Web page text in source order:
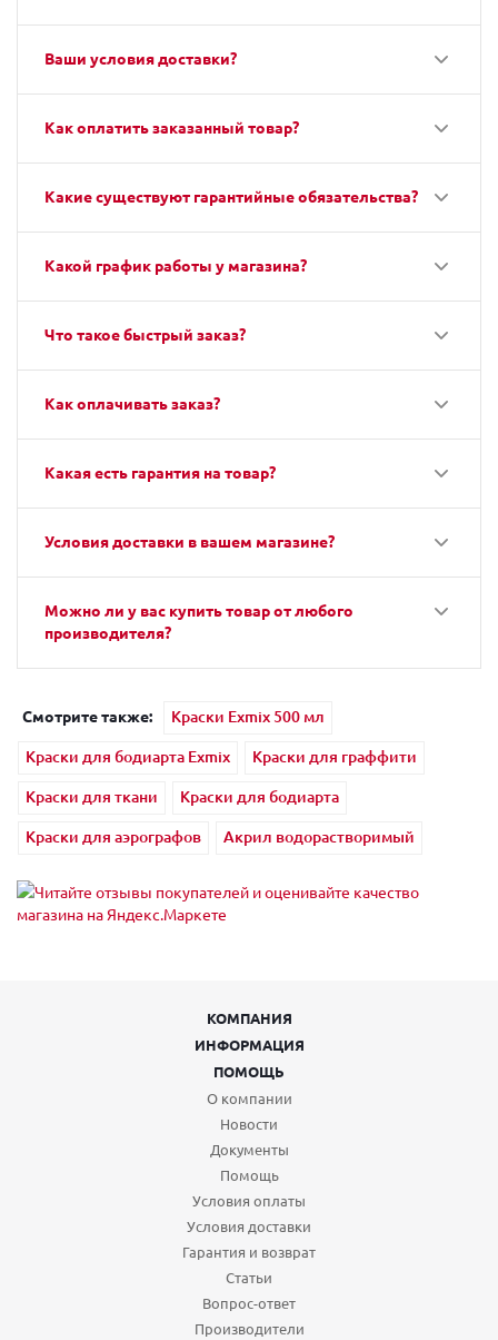
Ваши условия доставки?
Как оплатить заказанный товар?
Какие существуют гарантийные обязательства?
Какой график работы у магазина?
Что такое быстрый заказ?
Как оплачивать заказ?
Какая есть гарантия на товар?
Условия доставки в вашем магазине?
Можно ли у вас купить товар от любого
производителя?
Смотрите также:
Краски Exmix 500 мл
Краски для бодиарта Exmix
Краски для граффити
Краски для ткани
Краски для бодиарта
Краски для аэрографов
Акрил водорастворимый
КОМПАНИЯ
ИНФОРМАЦИЯ
ПОМОЩЬ
О компании
Новости
Документы
Помощь
Условия оплаты
Условия доставки
Гарантия и возврат
Статьи
Вопрос-ответ
Производители